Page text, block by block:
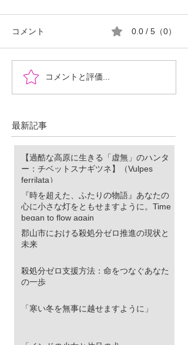
『時を超えた、ふたりの
物語』あなたの心に小さ
に。Time began to flow again
コメント 0.0 / 5（0）
コメントと評価...
最新記事
【過酷な高原に生きる「虚無」のハンタ
ー：チベットスナギツネ】（Vulpes
ferrilata）
『時を超えた、ふたりの物語』あなたの
心に小さな灯をともせますように。Time
began to flow again
郡山市における殺処分ゼロ推進の現状と
未来
殺処分ゼロ支援方法：命をつなぐあなた
の一歩
「寒い冬を無事に越せますように」